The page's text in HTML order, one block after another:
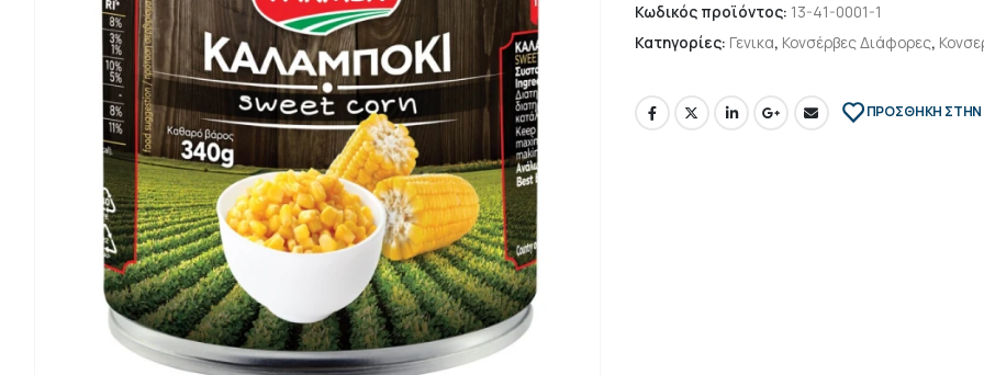
Κωδικός προϊόντος: 13-41-0001-1
Κατηγορίες: Γενικα, Κονσέρβες Διάφορες,
ΠΡΌΣΘΉΚΗ ΣΤΗΝ